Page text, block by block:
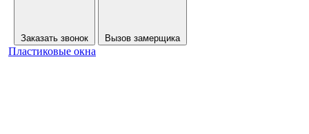
Заказать звонок Вызов замерщика
Пластиковые окна